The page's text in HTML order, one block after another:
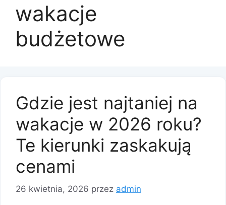
wakacje
budżetowe
Gdzie jest najtaniej na
wakacje w 2026 roku?
Te kierunki zaskakują
cenami
26 kwietnia, 2026 przez admin